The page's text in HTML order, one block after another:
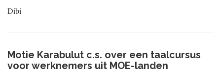
Dibi
Motie Karabulut c.s. over een taalcursus
voor werknemers uit MOE-landen